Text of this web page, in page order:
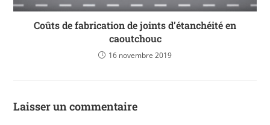
Coûts de fabrication de joints d’étanchéité en
caoutchouc
16 novembre 2019
Laisser un commentaire